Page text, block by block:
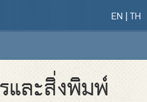
EN TH
และสิ่งพิมพ์